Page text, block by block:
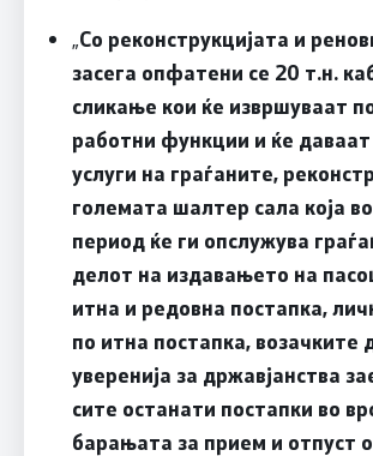
„Со реконструкцијата и
засега опфатени се 20 т.н.
сликање кои ќе извршуваат
работни функции и ќе
услуги на граѓаните,
големата шалтер сала која
период ќе ги опслужува
делот на издавањето на
итна и редовна постапка,
по итна постапка, возачките
уверенија за државјанства
сите останати постапки во
барањата за прием и отпуст